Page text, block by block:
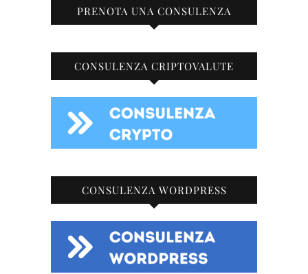
PRENOTA UNA CONSULENZA
CONSULENZA CRIPTOVALUTE
CONSULENZA WORDPRESS